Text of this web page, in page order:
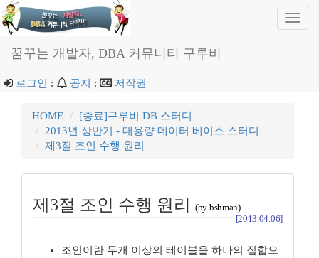
꿈꾸는 개발자, DBA 커뮤니티 구루비
로그인 : 공지 : 저작권
HOME
[종료]구루비 DB 스터디
2013년 상반기 - 대용량 데이터 베이스 스터디
제3절 조인 수행 원리
제3절 조인 수행 원리
(by bshman)
[2013.04.06]
조인이란 두개 이상의 테이블을 하나의 집합으